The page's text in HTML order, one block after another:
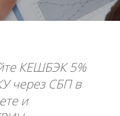
КЕШБЭК 5%
через СБП в
и